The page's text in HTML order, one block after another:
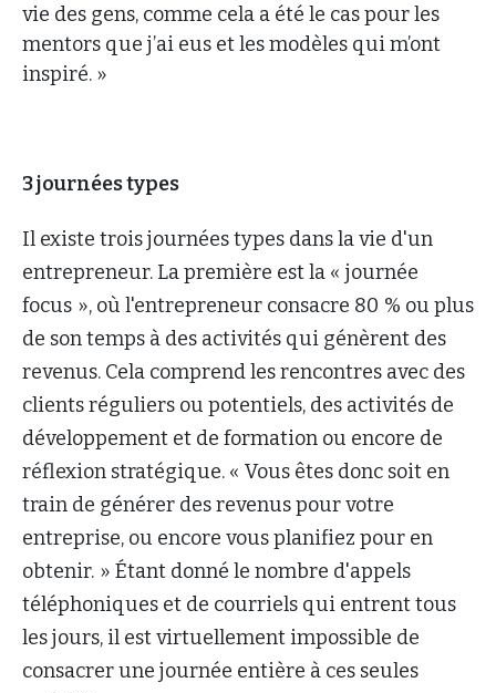
vie des gens, comme cela a été le cas pour les
mentors que j’ai eus et les modèles qui m’ont
inspiré. »
3 journées types
Il existe trois journées types dans la vie d'un
entrepreneur. La première est la « journée
focus », où l'entrepreneur consacre 80 % ou plus
de son temps à des activités qui génèrent des
revenus. Cela comprend les rencontres avec des
clients réguliers ou potentiels, des activités de
développement et de formation ou encore de
réflexion stratégique. « Vous êtes donc soit en
train de générer des revenus pour votre
entreprise, ou encore vous planifiez pour en
obtenir. » Étant donné le nombre d'appels
téléphoniques et de courriels qui entrent tous
les jours, il est virtuellement impossible de
consacrer une journée entière à ces seules